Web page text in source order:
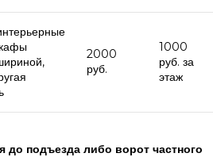
2000
руб.
1000
руб. за
этаж
до подъезда либо ворот частного